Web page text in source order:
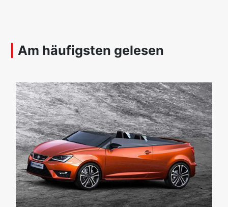
Am häufigsten gelesen